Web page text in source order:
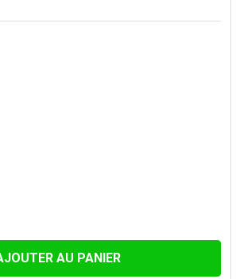
DE COUDE 40° CONVESA
LA QUANTITÉ DE COUDE 40°